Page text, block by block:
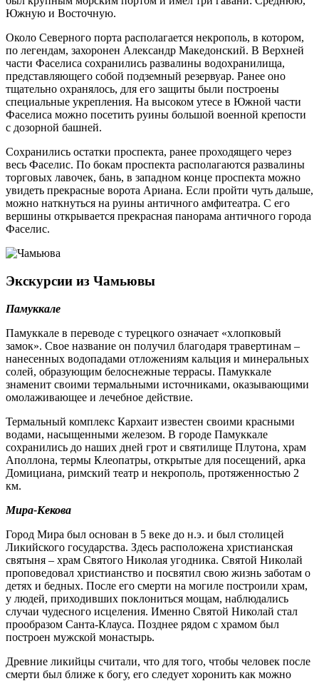
Южную и Восточную.
Около Северного порта располагается некрополь, в котором,
по легендам, захоронен Александр Македонский. В Верхней
части Фаселиса сохранились развалины водохранилища,
представляющего собой подземный резервуар. Ранее оно
тщательно охранялось, для его защиты были построены
специальные укрепления. На высоком утесе в Южной части
Фаселиса можно посетить руины большой военной крепости
с дозорной башней.
Сохранились остатки проспекта, ранее проходящего через
весь Фаселис. По бокам проспекта располагаются развалины
торговых лавочек, бань, в западном конце проспекта можно
увидеть прекрасные ворота Ариана. Если пройти чуть дальше,
можно наткнуться на руины античного амфитеатра. С его
вершины открывается прекрасная панорама античного города
Фаселис.
Экскурсии из Чамьювы
Памуккале
Памуккале в переводе с турецкого означает «хлопковый
замок». Свое название он получил благодаря травертинам –
нанесенных водопадами отложениям кальция и минеральных
солей, образующим белоснежные террасы. Памуккале
знаменит своими термальными источниками, оказывающими
омолаживающее и лечебное действие.
Термальный комплекс Кархаит известен своими красными
водами, насыщенными железом. В городе Памуккале
сохранились до наших дней грот и святилище Плутона, храм
Аполлона, термы Клеопатры, открытые для посещений, арка
Домициана, римский театр и некрополь, протяженностью 2
км.
Мира-Кекова
Город Мира был основан в 5 веке до н.э. и был столицей
Ликийского государства. Здесь расположена христианская
святыня – храм Святого Николая угодника. Святой Николай
проповедовал христианство и посвятил свою жизнь заботам о
детях и бедных. После его смерти на могиле построили храм,
у людей, приходивших поклониться мощам, наблюдались
случаи чудесного исцеления. Именно Святой Николай стал
прообразом Санта-Клауса. Позднее рядом с храмом был
построен мужской монастырь.
Древние ликийцы считали, что для того, чтобы человек после
смерти был ближе к богу, его следует хоронить как можно